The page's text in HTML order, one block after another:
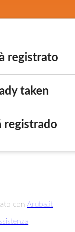
registrato
taken
registrado
con Aruba.it